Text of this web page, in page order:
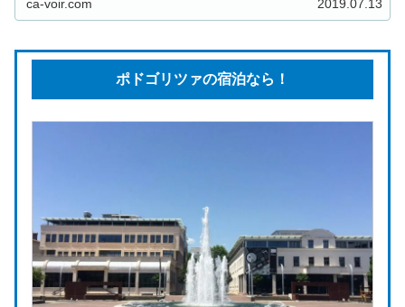
ca-voir.com 2019.07.13
ポドゴリツァの宿泊なら！